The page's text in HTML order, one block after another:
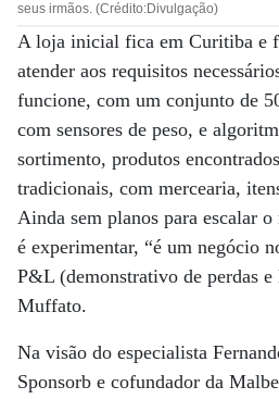
seus irmãos. (Crédito:Divulgação)
A loja inicial fica em Curitiba e
atender aos requisitos
funcione, com um conjunto de
com sensores de peso, e
sortimento, produtos
tradicionais, com mercearia,
Ainda sem planos para escalar
é experimentar, “é um negócio
P&L (demonstrativo de perdas
Muffato.
Na visão do especialista
Sponsorb e cofundador da